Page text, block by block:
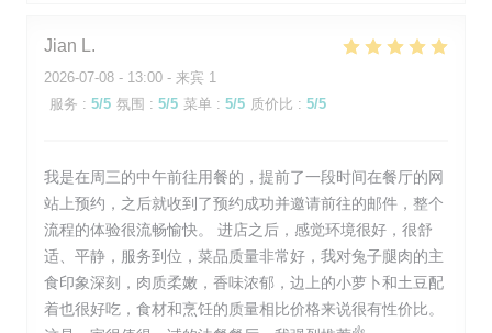
Jian L
2026-07-08 - 13:00 - 来宾 1
服务 : 5/5 氛围 : 5/5 菜单 : 5/5 质价比 : 5/5
我是在周三的中午前往用餐的，提前了一段时间在餐厅的网
站上预约，之后就收到了预约成功并邀请前往的邮件，整个
流程的体验很流畅愉快。 进店之后，感觉环境很好，很舒
适、平静，服务到位，菜品质量非常好，我对兔子腿肉的主
食印象深刻，肉质柔嫩，香味浓郁，边上的小萝卜和土豆配
着也很好吃，食材和烹饪的质量相比价格来说很有性价比。